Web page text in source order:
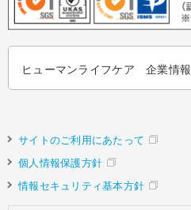
ヒューマンライフケア 企業情報
サイトのご利用にあたって
個人情報保護方針
情報セキュリティ基本方針